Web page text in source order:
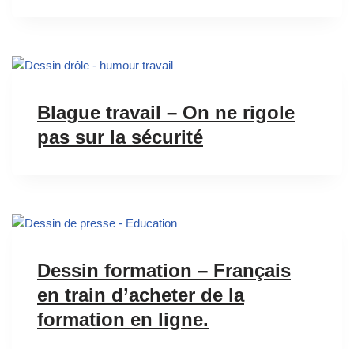
Blague travail – On ne rigole
pas sur la sécurité
Dessin formation – Français
en train d’acheter de la
formation en ligne.